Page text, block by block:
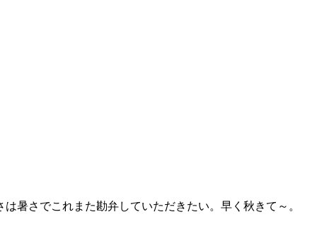
暑さでこれまた勘弁していただきたい。早く秋きて～。